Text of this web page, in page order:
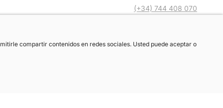
compartir contenidos en redes sociales. Usted puede aceptar o
compartir contenidos en redes sociales. Usted puede aceptar o
(+34) 744 408 070